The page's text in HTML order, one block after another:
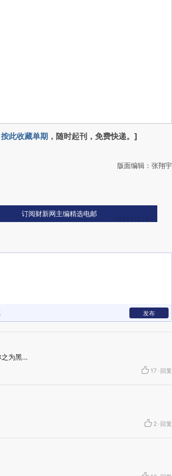
按此收藏单期 ，随时起刊，免费快递。]
版面编辑：张翔宇
订阅财新网主编精选电邮
发布
之为黑…
17 · 回复
2 · 回复